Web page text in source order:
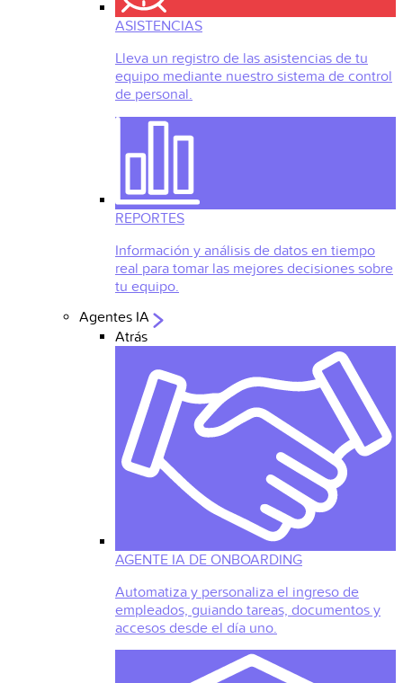
ASISTENCIAS
Lleva un registro de las asistencias de tu
equipo mediante nuestro sistema de control
de personal.
REPORTES
Información y análisis de datos en tiempo
real para tomar las mejores decisiones sobre
tu equipo.
Agentes IA
Atrás
AGENTE IA DE ONBOARDING
Automatiza y personaliza el ingreso de
empleados, guiando tareas, documentos y
accesos desde el día uno.